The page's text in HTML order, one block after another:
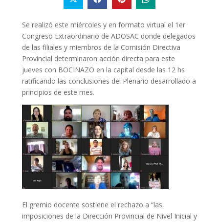
Se realizó este miércoles y en formato virtual el 1er
Congreso Extraordinario de ADOSAC donde delegados
de las filiales y miembros de la Comisión Directiva
Provincial determinaron acción directa para este
jueves con BOCINAZO en la capital desde las 12 hs
ratificando las conclusiones del Plenario desarrollado a
principios de este mes.
El gremio docente sostiene el rechazo a “las
imposiciones de la Dirección Provincial de Nivel Inicial y